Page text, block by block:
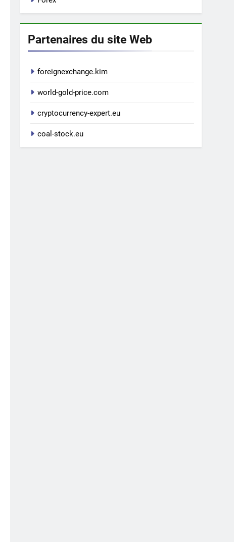
Partenaires du site Web
foreignexchange.kim
world-gold-price.com
cryptocurrency-expert.eu
coal-stock.eu